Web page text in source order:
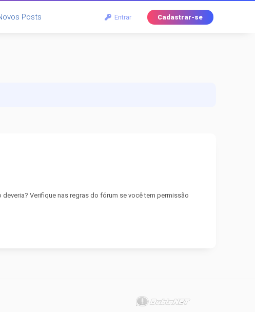
Entrar Cadastrar-se
Posts
Verifique nas regras do fórum se você tem permissão